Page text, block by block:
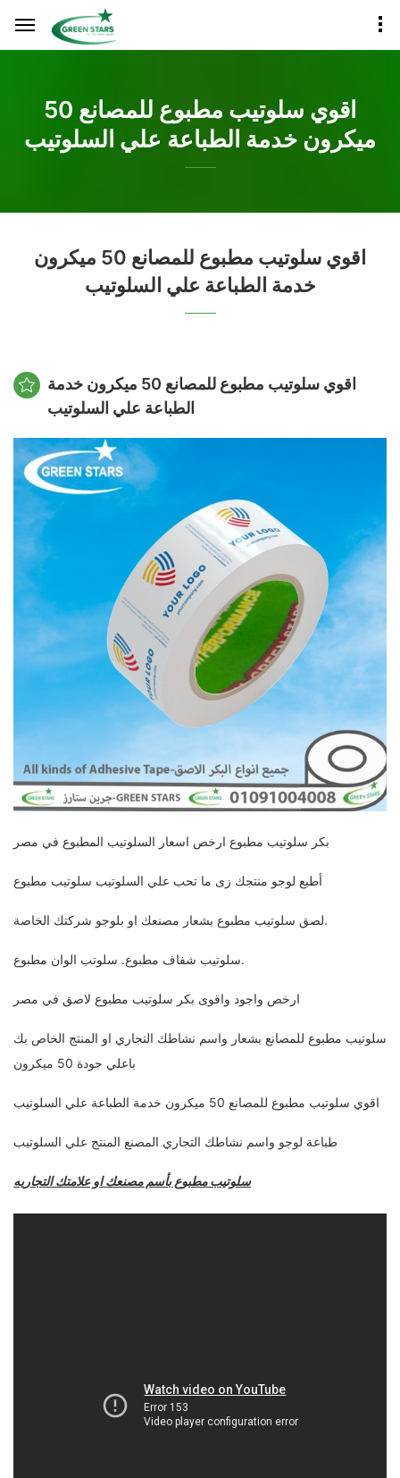
اقوي سلوتيب مطبوع للمصانع 50
ميكرون خدمة الطباعة علي السلوتيب
اقوي سلوتيب مطبوع للمصانع 50 ميكرون
خدمة الطباعة علي السلوتيب
اقوي سلوتيب مطبوع للمصانع 50 ميكرون خدمة
الطباعة علي السلوتيب
بكر سلوتيب مطبوع ارخص اسعار السلوتيب المطبوع في مصر
أطبع لوجو منتجك زى ما تحب علي السلوتيب سلوتيب مطبوع
لصق سلوتيب مطبوع بشعار مصنعك او بلوجو شركتك الخاصة.
سلوتيب شفاف مطبوع. سلوتب الوان مطبوع.
ارخص واجود واقوى بكر سلوتيب مطبوع لاصق في مصر
سلوتيب مطبوع للمصانع بشعار واسم نشاطك التجاري او المنتج الخاص بك
باعلي جودة 50 ميكرون
اقوي سلوتيب مطبوع للمصانع 50 ميكرون خدمة الطباعة علي السلوتيب
طباعة لوجو واسم نشاطك التجاري المصنع المنتج علي السلوتيب
سلوتيب مطبوع بأسم مصنعك او علامتك التجاريه